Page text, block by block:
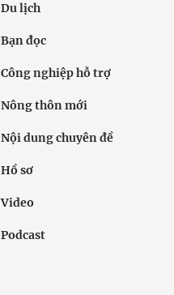
Du lịch
Bạn đọc
Công nghiệp hỗ trợ
Nông thôn mới
Nội dung chuyên đề
Hồ sơ
Video
Podcast